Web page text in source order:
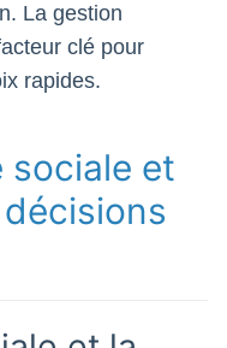
La gestion
clé pour
rapides.
sociale et